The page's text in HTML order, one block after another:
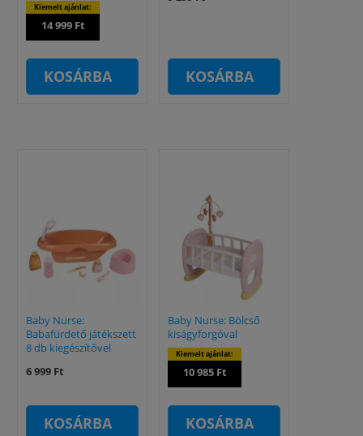
Kiemelt ajánlat:
14 999 Ft
KOSÁRBA KOSÁRBA
Baby Nurse:
Babafürdető játékszett
8 db kiegészítővel
6 999 Ft
KOSÁRBA
Baby Nurse: Bölcső
kiságyforgóval
Kiemelt ajánlat:
10 985 Ft
KOSÁRBA